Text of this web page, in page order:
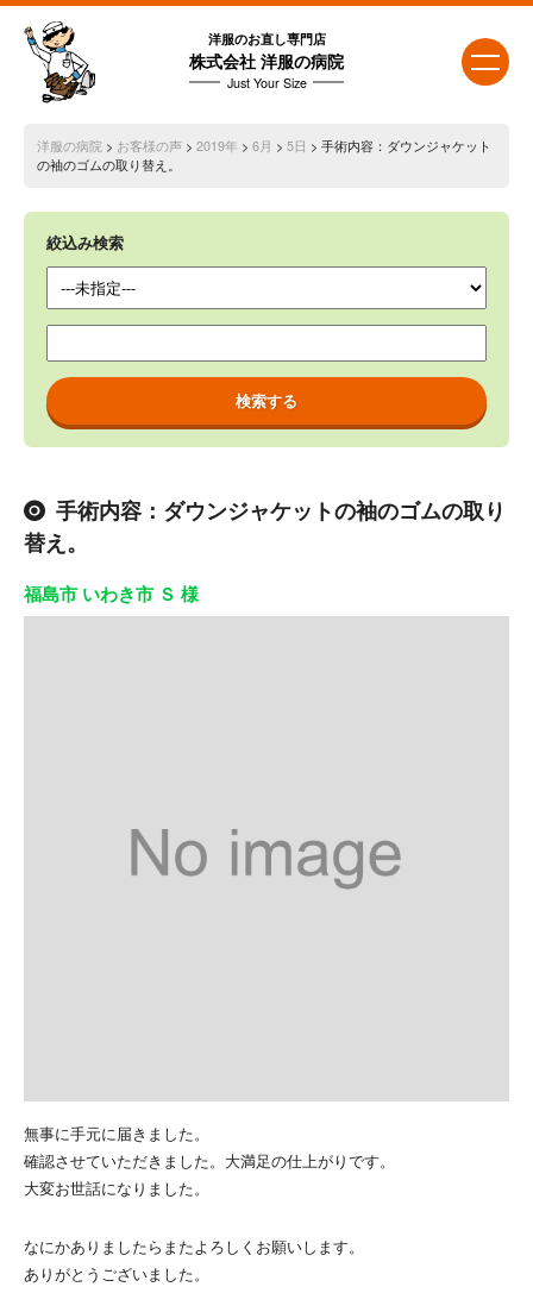
洋服のお直し専門店
株式会社 洋服の病院
Just Your Size
洋服の病院 > お客様の声> 2019年 > 6月 > 5日 > 手術内容：ダウンジャケット
の袖のゴムの取り替え。
絞込み検索
手術内容：ダウンジャケットの袖のゴムの取り
替え。
福島市 いわき市 Ｓ 様
無事に手元に届きました。
確認させていただきました。大満足の仕上がりです。
大変お世話になりました。
なにかありましたらまたよろしくお願いします。
ありがとうございました。